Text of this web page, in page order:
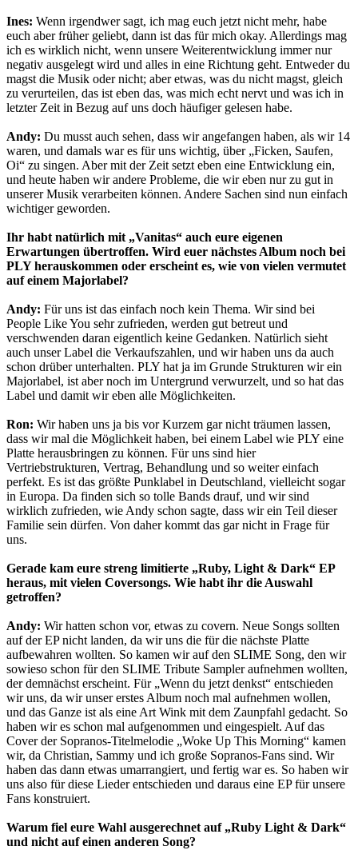
Ines: Wenn irgendwer sagt, ich mag euch jetzt nicht mehr, habe
euch aber früher geliebt, dann ist das für mich okay. Allerdings mag
ich es wirklich nicht, wenn unsere Weiterentwicklung immer nur
negativ ausgelegt wird und alles in eine Richtung geht. Entweder du
magst die Musik oder nicht; aber etwas, was du nicht magst, gleich
zu verurteilen, das ist eben das, was mich echt nervt und was ich in
letzter Zeit in Bezug auf uns doch häufiger gelesen habe.
Andy: Du musst auch sehen, dass wir angefangen haben, als wir 14
waren, und damals war es für uns wichtig, über „Ficken, Saufen,
Oi“ zu singen. Aber mit der Zeit setzt eben eine Entwicklung ein,
und heute haben wir andere Probleme, die wir eben nur zu gut in
unserer Musik verarbeiten können. Andere Sachen sind nun einfach
wichtiger geworden.
Ihr habt natürlich mit „Vanitas“ auch eure eigenen
Erwartungen übertroffen. Wird euer nächstes Album noch bei
PLY herauskommen oder erscheint es, wie von vielen vermutet
auf einem Majorlabel?
Andy: Für uns ist das einfach noch kein Thema. Wir sind bei
People Like You sehr zufrieden, werden gut betreut und
verschwenden daran eigentlich keine Gedanken. Natürlich sieht
auch unser Label die Verkaufszahlen, und wir haben uns da auch
schon drüber unterhalten. PLY hat ja im Grunde Strukturen wir ein
Majorlabel, ist aber noch im Untergrund verwurzelt, und so hat das
Label und damit wir eben alle Möglichkeiten.
Ron: Wir haben uns ja bis vor Kurzem gar nicht träumen lassen,
dass wir mal die Möglichkeit haben, bei einem Label wie PLY eine
Platte herausbringen zu können. Für uns sind hier
Vertriebstrukturen, Vertrag, Behandlung und so weiter einfach
perfekt. Es ist das größte Punklabel in Deutschland, vielleicht sogar
in Europa. Da finden sich so tolle Bands drauf, und wir sind
wirklich zufrieden, wie Andy schon sagte, dass wir ein Teil dieser
Familie sein dürfen. Von daher kommt das gar nicht in Frage für
uns.
Gerade kam eure streng limitierte „Ruby, Light & Dark“ EP
heraus, mit vielen Coversongs. Wie habt ihr die Auswahl
getroffen?
Andy: Wir hatten schon vor, etwas zu covern. Neue Songs sollten
auf der EP nicht landen, da wir uns die für die nächste Platte
aufbewahren wollten. So kamen wir auf den SLIME Song, den wir
sowieso schon für den SLIME Tribute Sampler aufnehmen wollten,
der demnächst erscheint. Für „Wenn du jetzt denkst“ entschieden
wir uns, da wir unser erstes Album noch mal aufnehmen wollen,
und das Ganze ist als eine Art Wink mit dem Zaunpfahl gedacht. So
haben wir es schon mal aufgenommen und eingespielt. Auf das
Cover der Sopranos-Titelmelodie „Woke Up This Morning“ kamen
wir, da Christian, Sammy und ich große Sopranos-Fans sind. Wir
haben das dann etwas umarrangiert, und fertig war es. So haben wir
uns also für diese Lieder entschieden und daraus eine EP für unsere
Fans konstruiert.
Warum fiel eure Wahl ausgerechnet auf „Ruby Light & Dark“
und nicht auf einen anderen Song?